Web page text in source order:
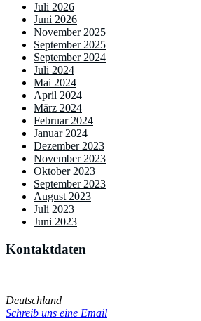
Juli 2026
Juni 2026
November 2025
September 2025
September 2024
Juli 2024
Mai 2024
April 2024
März 2024
Februar 2024
Januar 2024
Dezember 2023
November 2023
Oktober 2023
September 2023
August 2023
Juli 2023
Juni 2023
Kontaktdaten
Deutschland
Schreib uns eine Email